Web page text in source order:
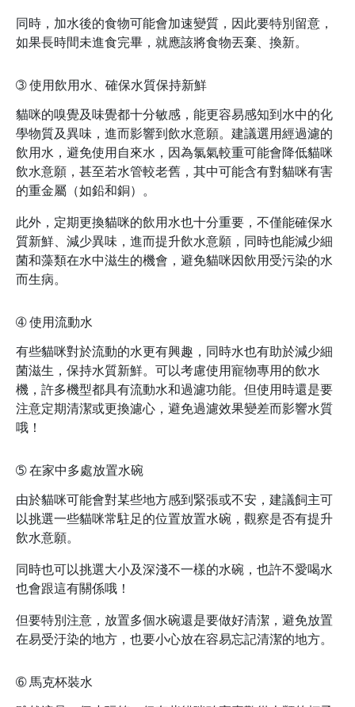
同時，加水後的食物可能會加速變質，因此要特別留意，
如果長時間未進食完畢，就應該將食物丟棄、換新。
➂使用飲用水、確保水質保持新鮮
貓咪的嗅覺及味覺都十分敏感，能更容易感知到水中的化
學物質及異味，進而影響到飲水意願。建議選用經過濾的
飲用水，避免使用自來水，因為氯氣較重可能會降低貓咪
飲水意願，甚至若水管較老舊，其中可能含有對貓咪有害
的重金屬（如鉛和銅）。
此外，定期更換貓咪的飲用水也十分重要，不僅能確保水
質新鮮、減少異味，進而提升飲水意願，同時也能減少細
菌和藻類在水中滋生的機會，避免貓咪因飲用受污染的水
而生病。
➃使用流動水
有些貓咪對於流動的水更有興趣，同時水也有助於減少細
菌滋生，保持水質新鮮。可以考慮使用寵物專用的飲水
機，許多機型都具有流動水和過濾功能。但使用時還是要
注意定期清潔或更換濾心，避免過濾效果變差而影響水質
哦！
➄在家中多處放置水碗
由於貓咪可能會對某些地方感到緊張或不安，建議飼主可
以挑選一些貓咪常駐足的位置放置水碗，觀察是否有提升
飲水意願。
同時也可以挑選大小及深淺不一樣的水碗，也許不愛喝水
也會跟這有關係哦！
但要特別注意，放置多個水碗還是要做好清潔，避免放置
在易受汙染的地方，也要小心放在容易忘記清潔的地方。
➅ 馬克杯裝水